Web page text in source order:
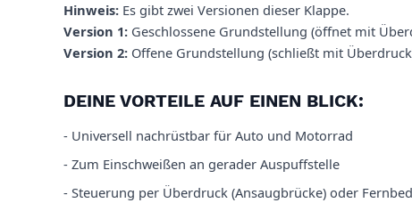
Hinweis: Es gibt zwei Versionen dieser Klappe.
Version 1: Geschlossene Grundstellung (öffnet mit
Version 2: Offene Grundstellung (schließt mit
DEINE VORTEILE AUF EINEN BLICK:
- Universell nachrüstbar für Auto und Motorrad
- Zum Einschweißen an gerader Auspuffstelle
- Steuerung per Überdruck (Ansaugbrücke) oder